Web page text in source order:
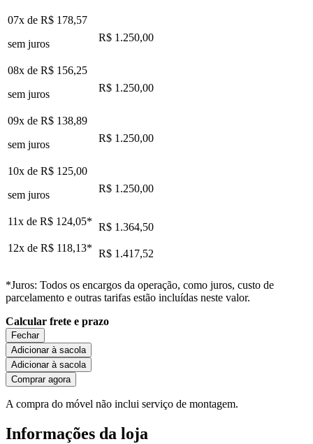
07x de R$ 178,57
sem juros
R$ 1.250,00
08x de R$ 156,25
sem juros
R$ 1.250,00
09x de R$ 138,89
sem juros
R$ 1.250,00
10x de R$ 125,00
sem juros
R$ 1.250,00
11x de R$ 124,05* R$ 1.364,50
12x de R$ 118,13* R$ 1.417,52
*Juros: Todos os encargos da operação, como juros, custo de
parcelamento e outras tarifas estão incluídas neste valor.
Calcular frete e prazo
Fechar
Adicionar à sacola
Adicionar à sacola
Comprar agora
A compra do móvel não inclui serviço de montagem.
Informações da loja